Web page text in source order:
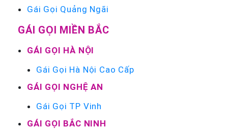
Gái Gọi Quảng Ngãi
GÁI GỌI MIỀN BẮC
GÁI GỌI HÀ NỘI
Gái Gọi Hà Nội Cao Cấp
GÁI GỌI NGHỆ AN
Gái Gọi TP Vinh
GÁI GỌI BẮC NINH